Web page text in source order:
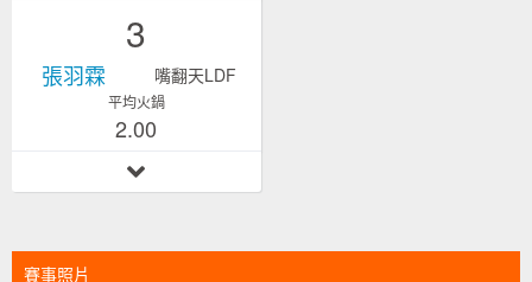
3
張羽霖 嘴翻天LDF
平均火鍋
2.00
賽事照片